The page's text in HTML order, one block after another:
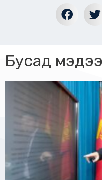
Бусад мэдээ